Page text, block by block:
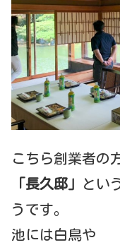
こちら創業者の
「長久邸」
とい
うです。
池には白鳥や